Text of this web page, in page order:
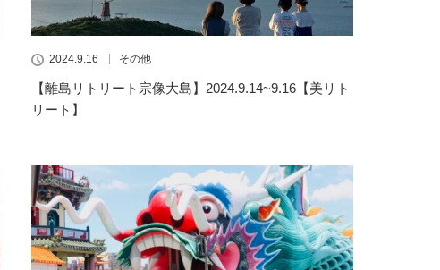
2024.9.16 その他
【離島リトリート宗像大島】2024.9.14~9.16【美リト
リート】